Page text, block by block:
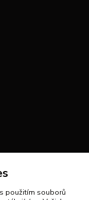
s použitím souborů